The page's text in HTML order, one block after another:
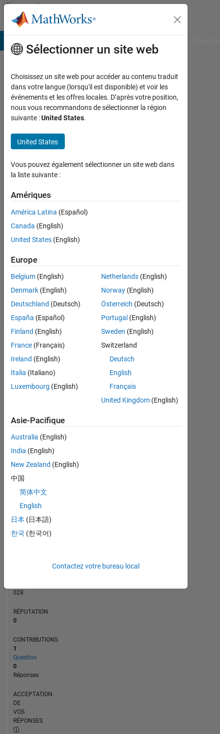
Passer au contenu
Community
Profile
Marina
Saveleva
Last
plus
de 4
y a
Actif
depuis
2021
0
Following:
0
Follow
Tableau de bord
Statistiques
MATLAB Answers
CONTRIBUTIONS L
0
1
028
RÉPUTATION
0
CONTRIBUTIONS
1
Question
0
Réponses
ACCEPTATION
DE
VOS
RÉPONSES
Sélectionner un site web
Choisissez un site web pour accéder au contenu traduit
dans votre langue (lorsqu'il est disponible) et voir les
événements et les offres locales. D’après votre position,
nous vous recommandons de sélectionner la région
suivante :United States.
United States
Vous pouvez également sélectionner un site web dans
la liste suivante :
Amériques
América Latina (Español)
Canada (English)
United States (English)
Europe
Belgium (English)
Denmark (English)
Deutschland (Deutsch)
España (Español)
Finland (English)
France (Français)
Ireland (English)
Italia (Italiano)
Luxembourg (English)
Netherlands(English)
Norway(English)
Österreich (Deutsch)
Portugal (English)
Sweden (English)
Switzerland
Deutsch
English
Français
United Kingdom(English)
Asie-Pacifique
Australia (English)
India (English)
New Zealand (English)
中国
简体中文
English
日本 (日本語)
한국 (한국어)
Contactez votre bureau local